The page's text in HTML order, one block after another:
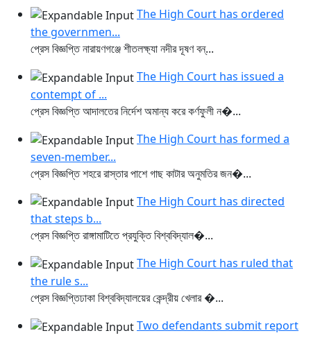
The High Court has ordered
the governmen...
প্রেস বিজ্ঞপ্তি নারায়ণগঞ্জে শীতলক্ষ্যা নদীর দূষণ বন্...
The High Court has issued a
contempt of ...
প্রেস বিজ্ঞপ্তি আদালতের নির্দেশ অমান্য করে কর্ণফুলী ন�...
The High Court has formed a
seven-member...
প্রেস বিজ্ঞপ্তি শহরে রাস্তার পাশে গাছ কাটার অনুমতির জন�...
The High Court has directed
that steps b...
প্রেস বিজ্ঞপ্তি রাঙ্গামাটিতে প্রযুক্তি বিশ্ববিদ্যাল�...
The High Court has ruled that
the rule s...
প্রেস বিজ্ঞপ্তিঢাকা বিশ্ববিদ্যালয়ের কেন্দ্রীয় খেলার �...
Two defendants submit report